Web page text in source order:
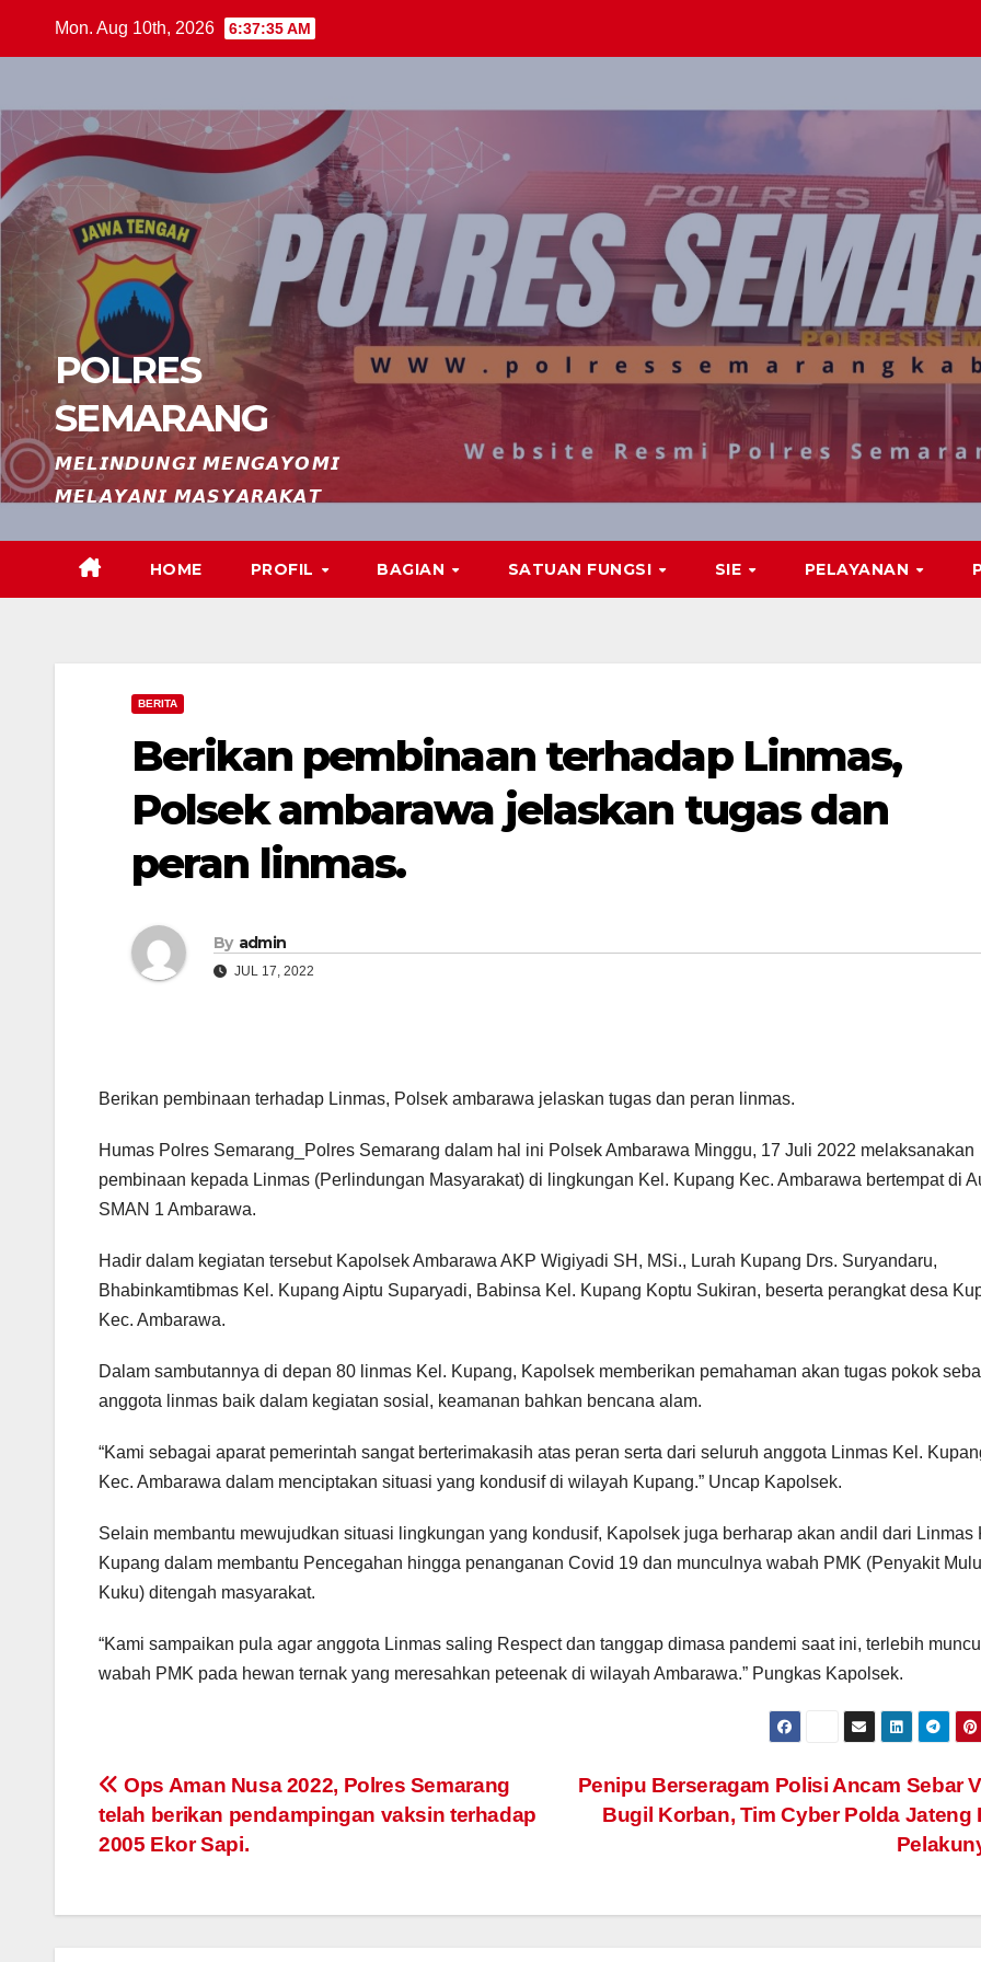
Mon. Aug 10th, 2026 6:37:36 AM
POLRES
SEMARANG
𝙈𝙀𝙇𝙄𝙉𝘿𝙐𝙉𝙂𝙄 𝙈𝙀𝙉𝙂𝘼𝙔𝙊𝙈𝙄
𝙈𝙀𝙇𝘼𝙔𝘼𝙉𝙄 𝙈𝘼𝙎𝙔𝘼𝙍𝘼𝙆𝘼𝙏
HOME PROFIL BAGIAN SATUAN FUNGSI SIE PELAYANAN
BERITA
Berikan pembinaan terhadap Linmas,
Polsek ambarawa jelaskan tugas dan
peran linmas.
By admin
JUL 17, 2022
Berikan pembinaan terhadap Linmas, Polsek ambarawa jelaskan tugas dan peran linmas.
Humas Polres Semarang_Polres Semarang dalam hal ini Polsek Ambarawa Minggu, 17 Juli 2022 melaksanakan
pembinaan kepada Linmas (Perlindungan Masyarakat) di lingkungan Kel. Kupang Kec. Ambarawa bertempat di
SMAN 1 Ambarawa.
Hadir dalam kegiatan tersebut Kapolsek Ambarawa AKP Wigiyadi SH, MSi., Lurah Kupang Drs. Suryandaru,
Bhabinkamtibmas Kel. Kupang Aiptu Suparyadi, Babinsa Kel. Kupang Koptu Sukiran, beserta perangkat desa
Kec. Ambarawa.
Dalam sambutannya di depan 80 linmas Kel. Kupang, Kapolsek memberikan pemahaman akan tugas pokok
anggota linmas baik dalam kegiatan sosial, keamanan bahkan bencana alam.
“Kami sebagai aparat pemerintah sangat berterimakasih atas peran serta dari seluruh anggota Linmas Kel.
Kec. Ambarawa dalam menciptakan situasi yang kondusif di wilayah Kupang.” Uncap Kapolsek.
Selain membantu mewujudkan situasi lingkungan yang kondusif, Kapolsek juga berharap akan andil dari Linmas
Kupang dalam membantu Pencegahan hingga penanganan Covid 19 dan munculnya wabah PMK (Penyakit
Kuku) ditengah masyarakat.
“Kami sampaikan pula agar anggota Linmas saling Respect dan tanggap dimasa pandemi saat ini, terlebih
wabah PMK pada hewan ternak yang meresahkan peteenak di wilayah Ambarawa.” Pungkas Kapolsek.
Post
navigation
Penipu Berseragam Polisi Ancam Sebar
Bugil Korban, Tim Cyber Polda Jateng
Ops Aman Nusa 2022, Polres Semarang
telah berikan pendampingan vaksin terhadap
2005 Ekor Sapi.